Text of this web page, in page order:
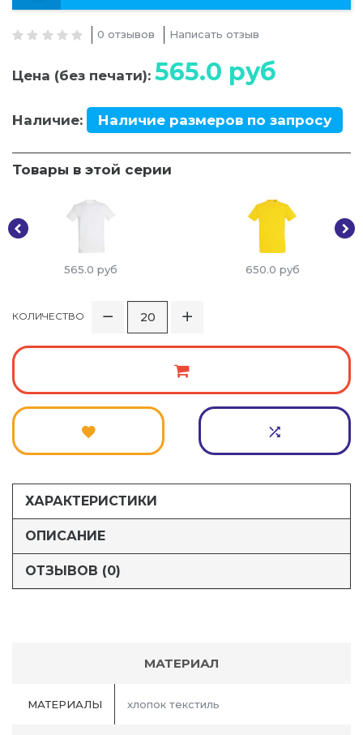
0 отзывов Написать отзыв
Цена (без печати): 565.0 руб
Наличие: Наличие размеров по запросу
Товары в этой серии
565.0 руб 650.0 руб
КОЛИЧЕСТВО
ХАРАКТЕРИСТИКИ
ОПИСАНИЕ
ОТЗЫВОВ (0)
МАТЕРИАЛ
МАТЕРИАЛЫ хлопок текстиль